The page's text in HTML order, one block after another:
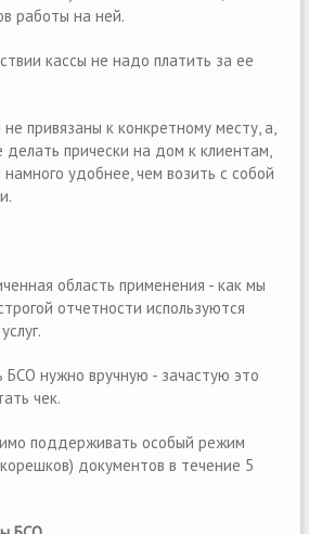
работы на ней.
кассы не надо платить за ее
привязаны к конкретному месту, а,
прически на дом к клиентам,
намного удобнее, чем возить с собой
область применения - как мы
отчетности используются
БСО нужно вручную - зачастую это
чек.
поддерживать особый режим
документов в течение 5